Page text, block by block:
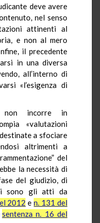
deve avere
nel senso
attinenti al
e non al mero
il precedente
in una diversa
all’interno di
«l’esigenza di
non incorre in
«valutazioni
a sfociare
altrimenti a
del
la necessità di
del giudizio, di
sono gli atti da
2012 en. 131 del
sentenza n. 16 del